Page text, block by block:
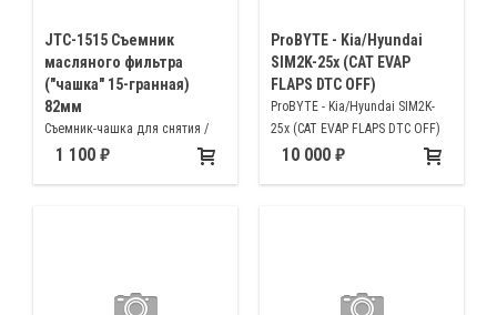
JTC-1515 Съемник
масляного фильтра
("чашка" 15-гранная)
82мм
Съемник-чашка для снятия /
установки масленого фильтра
1 100
ProBYTE - Kia/Hyundai
SIM2K-25x (CAT EVAP
FLAPS DTC OFF)
ProBYTE - Kia/Hyundai SIM2K-
25x (CAT EVAP FLAPS DTC OFF)
10 000